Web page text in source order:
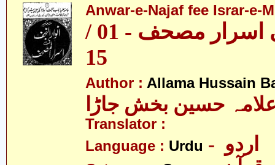
Anwar-e-Najaf fee Israr-e-
انوارِ نجف فی اسرار مصحف - 01 /
15
Author : Allama Hussain
حسین بخش جاڑا
Translator :
Language : Urdu